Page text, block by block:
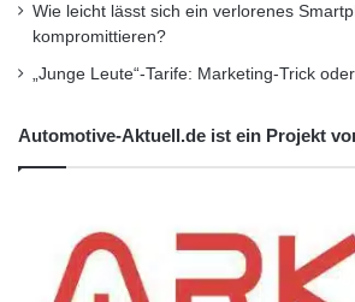
Orginal-Meldung:
http://www.presseportal.de/pm/
umsatz-und-
Wie leicht lässt sich ein verlorenes
kompromittieren?
„Junge Leute“-Tarife: Marketing-Trick
Automotive-Aktuell.de ist ein Projekt